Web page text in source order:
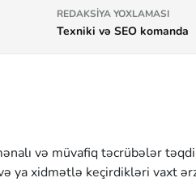
REDAKSIYA YOXLAMASI
Texniki və SEO komanda
və müvafiq təcrübələr
ya xidmətlə keçirdikləri vaxt